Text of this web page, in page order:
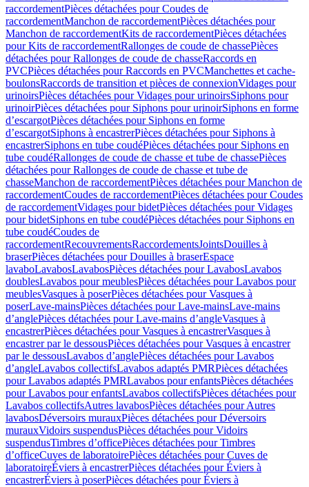
raccordementPièces détachées pour Coudes de
raccordementManchon de raccordementPièces détachées pour
Manchon de raccordementKits de raccordementPièces détachées
pour Kits de raccordementRallonges de coude de chassePièces
détachées pour Rallonges de coude de chasseRaccords en
PVCPièces détachées pour Raccords en PVCManchettes et cache-
boulonsRaccords de transition et pièces de connexionVidages pour
urinoirsPièces détachées pour Vidages pour urinoirsSiphons pour
urinoirPièces détachées pour Siphons pour urinoirSiphons en forme
d’escargotPièces détachées pour Siphons en forme
d’escargotSiphons à encastrerPièces détachées pour Siphons à
encastrerSiphons en tube coudéPièces détachées pour Siphons en
tube coudéRallonges de coude de chasse et tube de chassePièces
détachées pour Rallonges de coude de chasse et tube de
chasseManchon de raccordementPièces détachées pour Manchon de
raccordementCoudes de raccordementPièces détachées pour Coudes
de raccordementVidages pour bidetPièces détachées pour Vidages
pour bidetSiphons en tube coudéPièces détachées pour Siphons en
tube coudéCoudes de
raccordementRecouvrementsRaccordementsJointsDouilles à
braserPièces détachées pour Douilles à braserEspace
lavaboLavabosLavabosPièces détachées pour LavabosLavabos
doublesLavabos pour meublesPièces détachées pour Lavabos pour
meublesVasques à poserPièces détachées pour Vasques à
poserLave-mainsPièces détachées pour Lave-mainsLave-mains
d’anglePièces détachées pour Lave-mains d’angleVasques à
encastrerPièces détachées pour Vasques à encastrerVasques à
encastrer par le dessousPièces détachées pour Vasques à encastrer
par le dessousLavabos d’anglePièces détachées pour Lavabos
d’angleLavabos collectifsLavabos adaptés PMRPièces détachées
pour Lavabos adaptés PMRLavabos pour enfantsPièces détachées
pour Lavabos pour enfantsLavabos collectifsPièces détachées pour
Lavabos collectifsAutres lavabosPièces détachées pour Autres
lavabosDéversoirs murauxPièces détachées pour Déversoirs
murauxVidoirs suspendusPièces détachées pour Vidoirs
suspendusTimbres dʼofficePièces détachées pour Timbres
dʼofficeCuves de laboratoirePièces détachées pour Cuves de
laboratoireÉviers à encastrerPièces détachées pour Éviers à
encastrerÉviers à poserPièces détachées pour Éviers à